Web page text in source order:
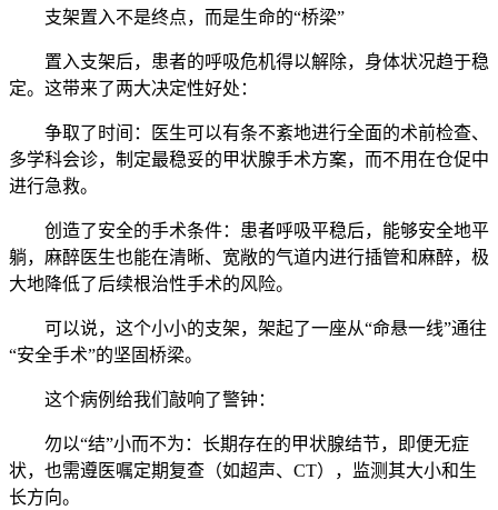
支架置入不是终点，而是生命的“桥梁”
置入支架后，患者的呼吸危机得以解除，身体状况趋于稳
定。这带来了两大决定性好处：
争取了时间：医生可以有条不紊地进行全面的术前检查、
多学科会诊，制定最稳妥的甲状腺手术方案，而不用在仓促中
进行急救。
创造了安全的手术条件：患者呼吸平稳后，能够安全地平
躺，麻醉医生也能在清晰、宽敞的气道内进行插管和麻醉，极
大地降低了后续根治性手术的风险。
可以说，这个小小的支架，架起了一座从“命悬一线”通往
“安全手术”的坚固桥梁。
这个病例给我们敲响了警钟：
勿以“结”小而不为：长期存在的甲状腺结节，即便无症
状，也需遵医嘱定期复查（如超声、CT），监测其大小和生
长方向。